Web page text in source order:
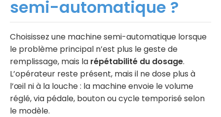
semi-automatique ?
Choisissez une machine semi-automatique lorsque
le problème principal n’est plus le geste de
remplissage, mais la répétabilité du dosage.
L’opérateur reste présent, mais il ne dose plus à
l’œil ni à la louche : la machine envoie le volume
réglé, via pédale, bouton ou cycle temporisé selon
le modèle.